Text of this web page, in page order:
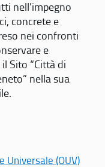
nell’impegno
concrete e
nei confronti
e
Sito “Città di
nella sua
Universale (OUV)